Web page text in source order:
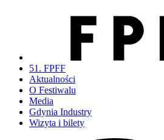
51. FPFF
Aktualności
O Festiwalu
Media
Gdynia Industry
Wizyta i bilety